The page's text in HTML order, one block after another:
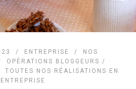
/ ENTREPRISE /
NOS
OPÉRATIONS BLOGGEURS /
TOUTES NOS RÉALISATIONS EN
ENTREPRISE